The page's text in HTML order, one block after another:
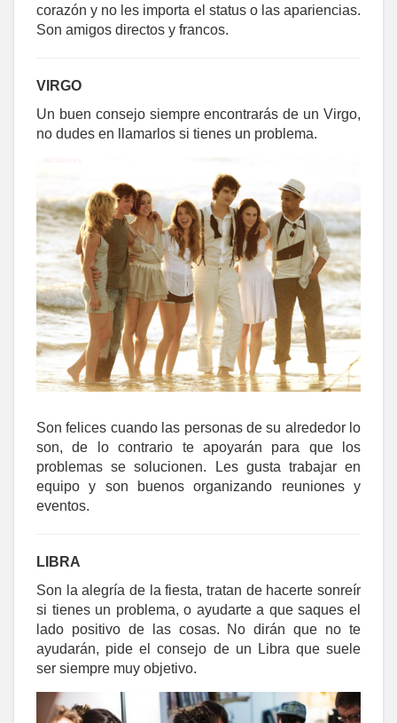
corazón y no les importa el status o las apariencias.
Son amigos directos y francos.
VIRGO
Un buen consejo siempre encontrarás de un Virgo,
no dudes en llamarlos si tienes un problema.
Son felices cuando las personas de su alrededor lo
son, de lo contrario te apoyarán para que los
problemas se solucionen. Les gusta trabajar en
equipo y son buenos organizando reuniones y
eventos.
LIBRA
Son la alegría de la fiesta, tratan de hacerte sonreír
si tienes un problema, o ayudarte a que saques el
lado positivo de las cosas. No dirán que no te
ayudarán, pide el consejo de un Libra que suele
ser siempre muy objetivo.